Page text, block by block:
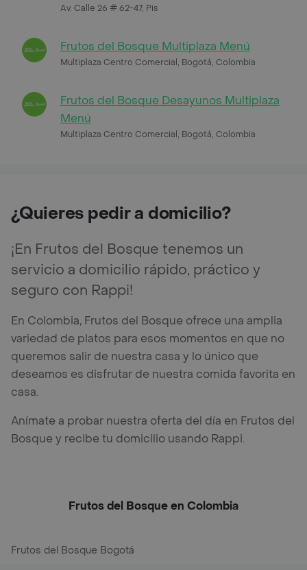
Av. Calle 26 # 62-47, Pis
Frutos del Bosque Multiplaza Menú
Multiplaza Centro Comercial, Bogotá, Colombia
Frutos del Bosque Desayunos Multiplaza
Menú
Multiplaza Centro Comercial, Bogotá, Colombia
¿Quieres pedir a domicilio?
¡En Frutos del Bosque tenemos un
servicio a domicilio rápido, práctico y
seguro con Rappi!
En Colombia, Frutos del Bosque ofrece una amplia
variedad de platos para esos momentos en que no
queremos salir de nuestra casa y lo único que
deseamos es disfrutar de nuestra comida favorita en
casa.
Anímate a probar nuestra oferta del día en Frutos del
Bosque y recibe tu domicilio usando Rappi.
Frutos del Bosque en Colombia
Frutos del Bosque Bogotá